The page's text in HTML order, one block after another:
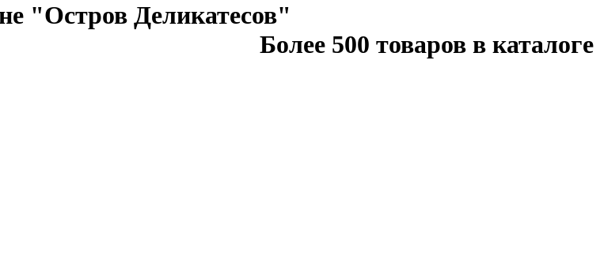
"Остров Деликатесов"
Более 500 товаров в каталоге